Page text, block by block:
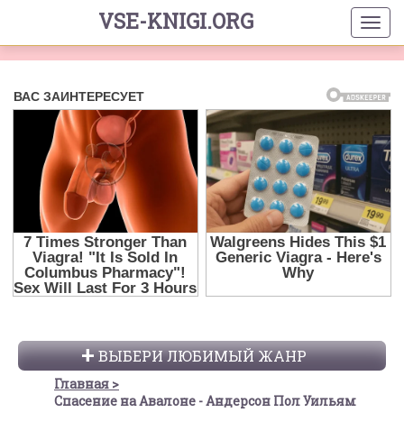
VSE-KNIGI.ORG
ВЫБЕРИ ЛЮБИМЫЙ ЖАНР
Главная
Спасение на Авалоне - Андерсон Пол Уильям